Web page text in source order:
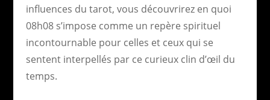
influences du tarot, vous découvrirez en quoi
08h08 s’impose comme un repère spirituel
incontournable pour celles et ceux qui se
sentent interpellés par ce curieux clin d’œil du
temps.